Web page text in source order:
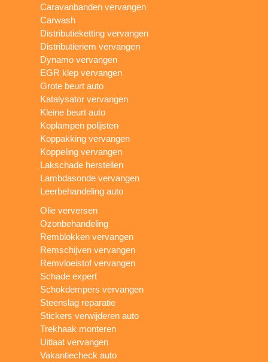
Caravanbanden vervangen
Carwash
Distributieketting vervangen
Distributieriem vervangen
Dynamo vervangen
EGR klep vervangen
Grote beurt auto
Katalysator vervangen
Kleine beurt auto
Koplampen polijsten
Koppakking vervangen
Koppeling vervangen
Lakschade herstellen
Lambdasonde vervangen
Leerbehandeling auto
Olie verversen
Ozonbehandeling
Remblokken vervangen
Remschijven vervangen
Remvloeistof vervangen
Schade expert
Schokdempers vervangen
Steenslag reparatie
Stickers verwijderen auto
Trekhaak monteren
Uitlaat vervangen
Vakantiecheck auto